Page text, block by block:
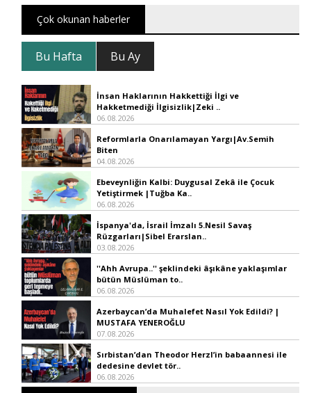
Çok okunan haberler
Bu Hafta Bu Ay
İnsan Haklarının Hakkettiği İlgi ve
Hakketmediği İlgisizlik|Zeki ..
06.08.2026
Reformlarla Onarılamayan Yargı|Av.Semih
Biten
04.08.2026
Ebeveynliğin Kalbi: Duygusal Zekâ ile Çocuk
Yetiştirmek |Tuğba Ka..
06.08.2026
İspanya'da, İsrail İmzalı 5.Nesil Savaş
Rüzgarları|Sibel Erarslan..
03.08.2026
''Ahh Avrupa..'' şeklindeki âşıkâne yaklaşımlar
bütün Müslüman to..
06.08.2026
Azerbaycan’da Muhalefet Nasıl Yok Edildi? |
MUSTAFA YENEROĞLU
07.08.2026
Sırbistan’dan Theodor Herzl’in babaannesi ile
dedesine devlet tör..
06.08.2026